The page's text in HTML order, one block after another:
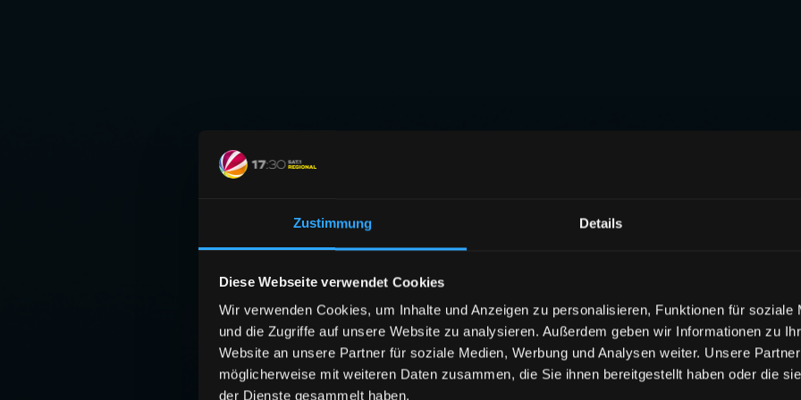
Zustimmung Details
Diese Webseite verwendet Cookies
Wir verwenden Cookies, um Inhalte und Anzeigen zu personalisieren, Funktionen für soziale
und die Zugriffe auf unsere Website zu analysieren. Außerdem geben wir Informationen zu
Website an unsere Partner für soziale Medien, Werbung und Analysen weiter. Unsere
möglicherweise mit weiteren Daten zusammen, die Sie ihnen bereitgestellt haben oder die
der Dienste gesammelt haben.